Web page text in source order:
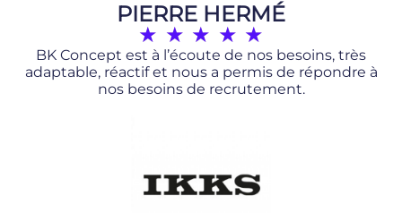
PIERRE HERMÉ
★ ★ ★ ★ ★
BK Concept est à l’écoute de nos besoins, très
adaptable, réactif et nous a permis de répondre à
nos besoins de recrutement.